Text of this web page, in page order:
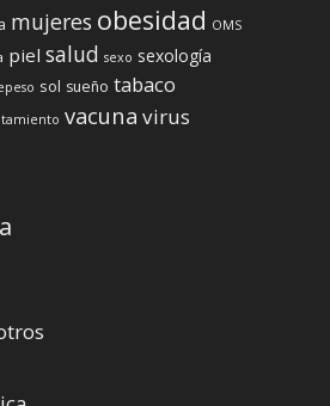
mujeres obesidad OMS
piel salud sexo sexología
sol sueño tabaco
vacuna virus